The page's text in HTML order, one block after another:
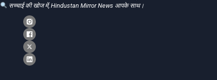
सच्चाई की खोज में, Hindustan Mirror News आपके साथ।